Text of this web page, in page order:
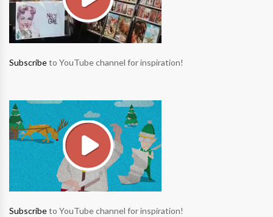
Subscribeto YouTube channel for inspiration!
Subscribeto YouTube channel for inspiration!